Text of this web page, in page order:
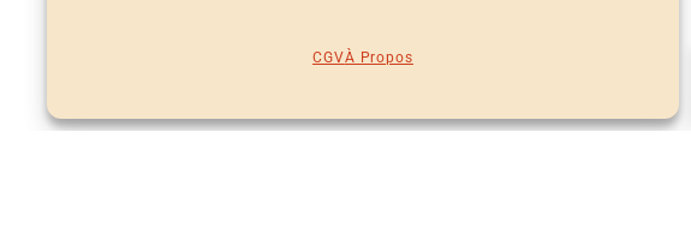
CGVÀ Propos